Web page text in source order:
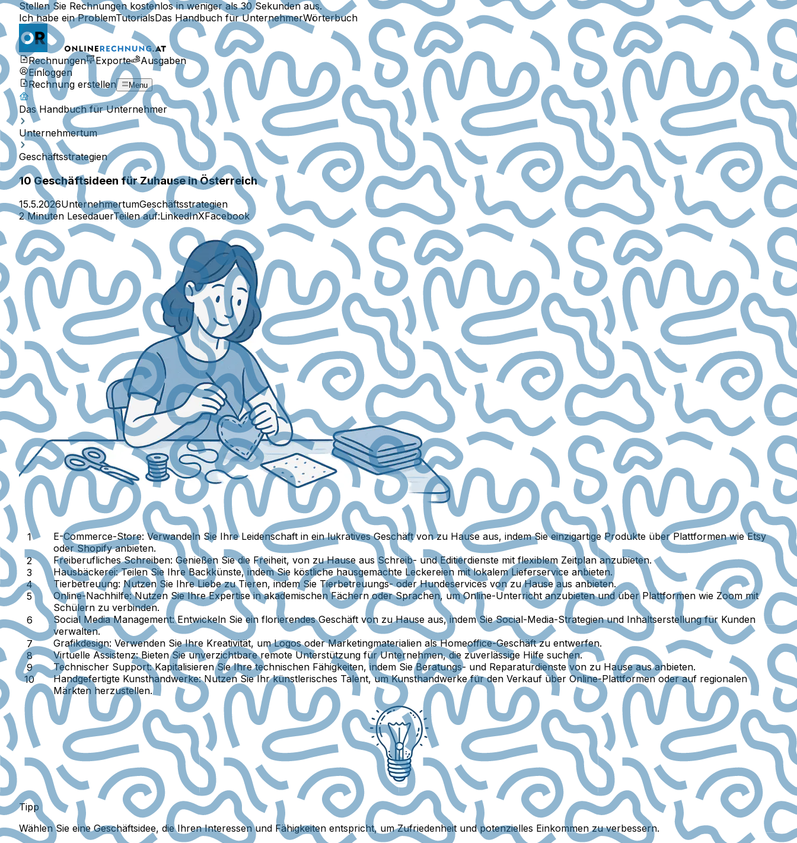
Stellen Sie Rechnungen kostenlos in weniger als 30 Sekunden aus.
Ich habe ein ProblemTutorialsDas Handbuch für UnternehmerWörterbuch
Rechnungen Exporte
Ausgaben
Einloggen
Rechnung erstellen
Menu
Das Handbuch für Unternehmer
Unternehmertum
Geschäftsstrategien
10 Geschäftsideen für Zuhause in Österreich
15.5.2026UnternehmertumGeschäftsstrategien
2 Minuten LesedauerTeilen auf:LinkedInXFacebook
E-Commerce-Store: Verwandeln Sie Ihre Leidenschaft in ein lukratives Geschäft von zu Hause aus, indem Sie einzigartige Produkte über Plattformen wie Etsy
oder Shopify anbieten.
Freiberufliches Schreiben: Genießen Sie die Freiheit, von zu Hause aus Schreib- und Editierdienste mit flexiblem Zeitplan anzubieten.
Hausbäckerei: Teilen Sie Ihre Backkünste, indem Sie köstliche hausgemachte Leckereien mit lokalem Lieferservice anbieten.
Tierbetreuung: Nutzen Sie Ihre Liebe zu Tieren, indem Sie Tierbetreuungs- oder Hundeservices von zu Hause aus anbieten.
Online-Nachhilfe: Nutzen Sie Ihre Expertise in akademischen Fächern oder Sprachen, um Online-Unterricht anzubieten und über Plattformen wie Zoom mit
Schülern zu verbinden.
Social Media Management: Entwickeln Sie ein florierendes Geschäft von zu Hause aus, indem Sie Social-Media-Strategien und Inhaltserstellung für Kunden
verwalten.
Grafikdesign: Verwenden Sie Ihre Kreativität, um Logos oder Marketingmaterialien als Homeoffice-Geschäft zu entwerfen.
Virtuelle Assistenz: Bieten Sie unverzichtbare remote Unterstützung für Unternehmen, die zuverlässige Hilfe suchen.
Technischer Support: Kapitalisieren Sie Ihre technischen Fähigkeiten, indem Sie Beratungs- und Reparaturdienste von zu Hause aus anbieten.
Handgefertigte Kunsthandwerke: Nutzen Sie Ihr künstlerisches Talent, um Kunsthandwerke für den Verkauf über Online-Plattformen oder auf regionalen
Märkten herzustellen.
Tipp
Wählen Sie eine Geschäftsidee, die Ihren Interessen und Fähigkeiten entspricht, um Zufriedenheit und potenzielles Einkommen zu verbessern.